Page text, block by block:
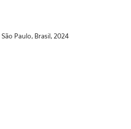
Paulo, Brasil, 2024